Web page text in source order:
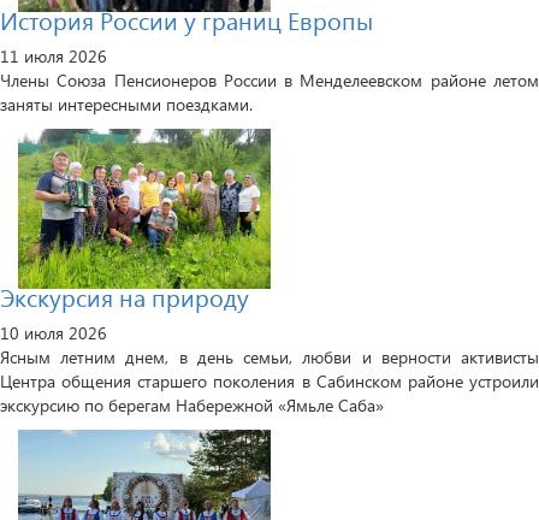
История России у границ Европы
11 июля 2026
Члены Союза Пенсионеров России в Менделеевском районе летом
заняты интересными поездками.
Экскурсия на природу
10 июля 2026
Ясным летним днем, в день семьи, любви и верности активисты
Центра общения старшего поколения в Сабинском районе устроили
экскурсию по берегам Набережной «Ямьле Саба»